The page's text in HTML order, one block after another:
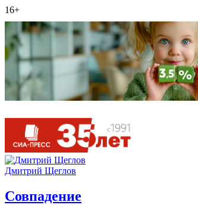
16+
Дмитрий Щеглов
​Совпадение